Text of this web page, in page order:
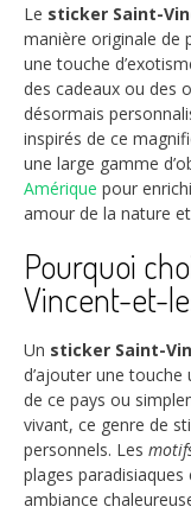
Le sticker Saint-
manière originale de
une touche
des cadeaux ou des
désormais
inspirés de ce
une large gamme
Amérique pour
amour de la nature
Pourquoi
Vincent-et-
Un sticker Saint-
d’ajouter une
de ce pays ou
vivant, ce genre de
personnels. Les
plages
ambiance